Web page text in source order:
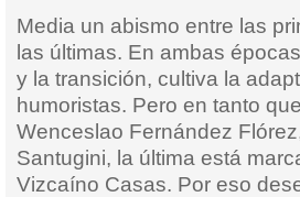
Media un abismo entre las
las últimas. En ambas
y la transición, cultiva la
humoristas. Pero en tanto
Wenceslao Fernández
Santugini, la última está
Vizcaíno Casas. Por eso